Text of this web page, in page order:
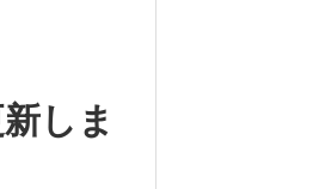
しま